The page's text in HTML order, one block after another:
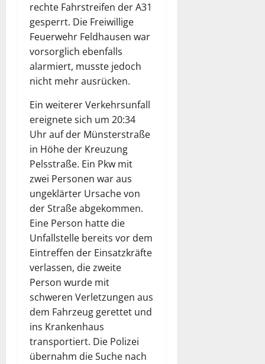
rechte Fahrstreifen der A31
gesperrt. Die Freiwillige
Feuerwehr Feldhausen war
vorsorglich ebenfalls
alarmiert, musste jedoch
nicht mehr ausrücken.
Ein weiterer Verkehrsunfall
ereignete sich um 20:34
Uhr auf der Münsterstraße
in Höhe der Kreuzung
Pelsstraße. Ein Pkw mit
zwei Personen war aus
ungeklärter Ursache von
der Straße abgekommen.
Eine Person hatte die
Unfallstelle bereits vor dem
Eintreffen der Einsatzkräfte
verlassen, die zweite
Person wurde mit
schweren Verletzungen aus
dem Fahrzeug gerettet und
ins Krankenhaus
transportiert. Die Polizei
übernahm die Suche nach